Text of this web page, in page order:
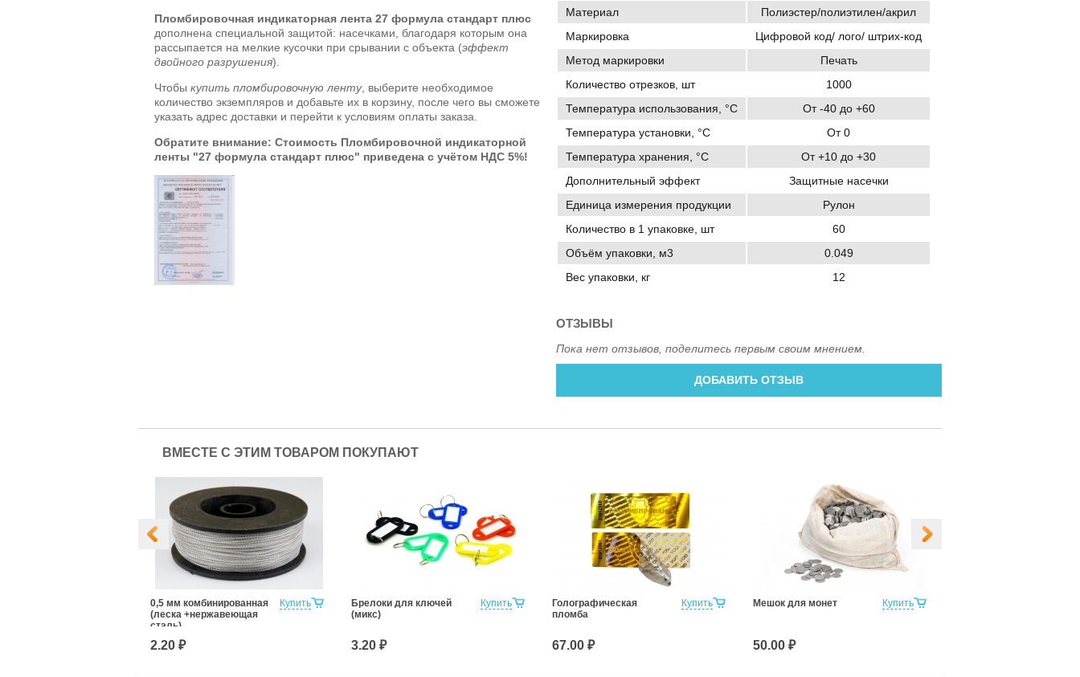
Пломбировочная индикаторная лента 27 формула стандарт плюс
дополнена специальной защитой: насечками, благодаря которым она
рассыпается на мелкие кусочки при срывании с объекта (эффект
двойного разрушения).
Чтобы купить пломбировочную ленту, выберите необходимое
количество экземпляров и добавьте их в корзину, после чего вы сможете
указать адрес доставки и перейти к условиям оплаты заказа.
Обратите внимание: Стоимость Пломбировочной индикаторной
ленты "27 формула стандарт плюс" приведена с учётом НДС 5%!
Материал
Полиэстер/полиэтилен/акрил
Маркировка
Цифровой код/ лого/ штрих-код
Метод маркировки
Печать
Количество отрезков, шт
1000
Температура использования, °C
От -40 до +60
Температура установки, °C
От 0
Температура хранения, °C
От +10 до +30
Дополнительный эффект
Защитные насечки
Единица измерения продукции
Рулон
Количество в 1 упаковке, шт
60
Объём упаковки, м3
0.049
Вес упаковки, кг
12
ОТЗЫВЫ
Пока нет отзывов, поделитесь первым своим мнением.
ДОБАВИТЬ ОТЗЫВ
ВМЕСТЕ С ЭТИМ ТОВАРОМ ПОКУПАЮТ
Купить
0,5 мм комбинированная
(леска +нержавеющая
сталь)
2.20 ₽
Купить
Брелоки для ключей
(микс)
3.20 ₽
Купить
Голографическая
пломба
67.00 ₽
Купить
Мешок для монет
50.00 ₽